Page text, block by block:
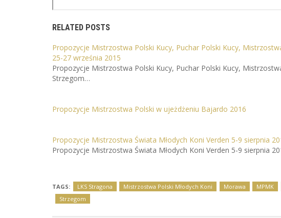
RELATED POSTS
Propozycje Mistrzostwa Polski Kucy, Puchar Polski Kucy,
25-27 września 2015
Propozycje Mistrzostwa Polski Kucy, Puchar Polski Kucy,
Strzegom…
Propozycje Mistrzostwa Polski w ujeżdżeniu Bajardo 2016
Propozycje Mistrzostwa Świata Młodych Koni Verden 5-9 sierpnia
Propozycje Mistrzostwa Świata Młodych Koni Verden 5-9 sierpnia
TAGS: LKS Stragona Mistrzostwa Polski Młodych Koni Morawa MPMK
Strzegom